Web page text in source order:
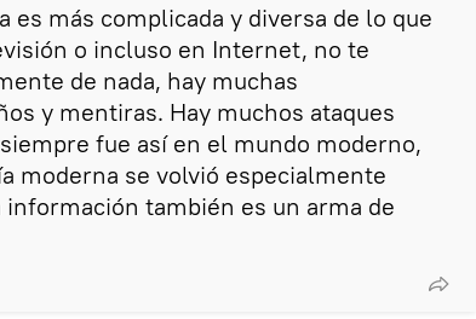
es más complicada y diversa de lo que
o incluso en Internet, no te
de nada, hay muchas
y mentiras. Hay muchos ataques
fue así en el mundo moderno,
moderna se volvió especialmente
información también es un arma de